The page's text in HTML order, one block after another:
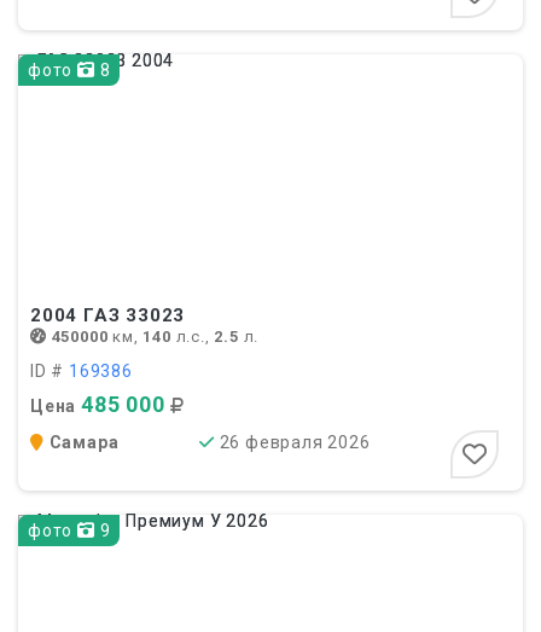
фото 8
2004 ГАЗ 33023
450000 км, 140 л.с., 2.5 л.
ID # 169386
Цена 485 000
Самара 26 февраля 2026
фото 9